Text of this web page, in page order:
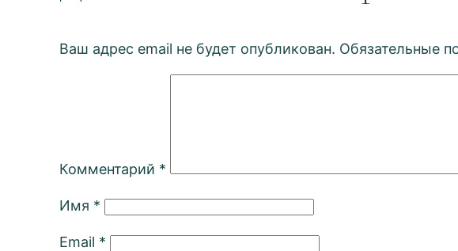
Ваш адрес email не будет опубликован. Обязательные
Комментарий *
Имя *
Email *